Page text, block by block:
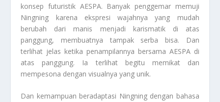
konsep futuristik AESPA. Banyak penggemar memuji
Ningning karena ekspresi wajahnya yang mudah
berubah dari manis menjadi karismatik di atas
panggung, membuatnya tampak serba bisa. Dan
terlihat jelas ketika penampilannya bersama AESPA di
atas panggung. Ia terlihat begitu memikat dan
mempesona dengan visualnya yang unik.
Dan kemampuan beradaptasi Ningning dengan bahasa